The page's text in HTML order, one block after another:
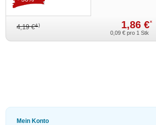
4,19 €4) 1,86 €*
0,09 € pro 1 Stk
Mein Konto